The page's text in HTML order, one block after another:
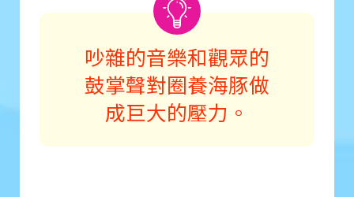
吵雜的音樂和觀眾的
鼓掌聲對圈養海豚做
成巨大的壓力。